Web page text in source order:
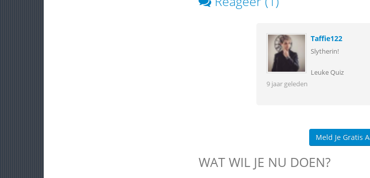
Taffie122
Slytherin!
Leuke Quiz
9 jaar geleden
Meld Je Gratis
WAT WIL JE NU DOEN?